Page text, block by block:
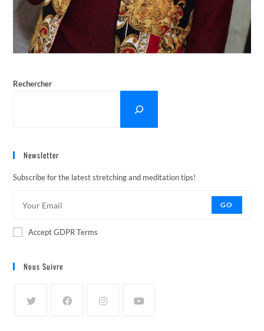
Rechercher
Newsletter
Subscribe for the latest stretching and meditation tips!
GO
Accept GDPR Terms
Nous Suivre